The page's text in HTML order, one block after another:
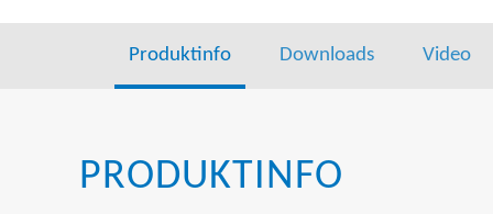
Produktinfo Downloads Video
PRODUKTINFO